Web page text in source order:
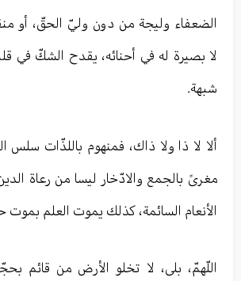
الضعفاء وليجة من دون وليّ الحقّ، أو
لا بصيرة له في أحنائه، يقدح الشكّ في
شبهة.
ألا لا ذا ولا ذاك، فمنهوم باللذّات سلس
مغرىً بالجمع والادّخار ليسا من رعاة
الأنعام السائمة، كذلك يموت العلم بموت
اللّهمّ، بلى، لا تخلو الأرض من قائم